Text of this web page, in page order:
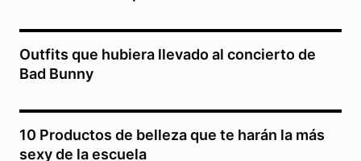
Outfits que hubiera llevado al concierto de
Bad Bunny
10 Productos de belleza que te harán la más
sexy de la escuela